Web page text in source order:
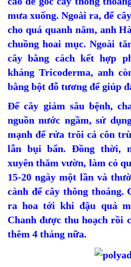
mưa xuống. Ngoài ra, để
cho quả quanh năm, anh
chuồng hoai mục. Ngoài
cây bằng cách kết hợp
kháng Tricoderma, anh
bằng bột đỗ tương để giúp
Để cây giảm sâu bệnh,
nguồn nước ngầm, sử
mạnh để rửa trôi cả côn
lẫn bụi bẩn. Đồng thời,
xuyên thăm vườn, làm cỏ
15-20 ngày một lần và
cành để cây thông
ra hoa tới khi đậu quả
Chanh được thu hoạch rồi
thêm 4 tháng nữa.